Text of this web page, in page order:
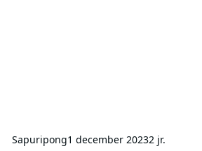
Sapuripong1 december 20232 jr.